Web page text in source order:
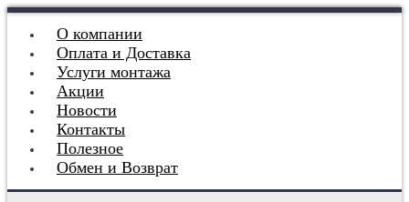
О компании
Оплата и Доставка
Услуги монтажа
Акции
Новости
Контакты
Полезное
Обмен и Возврат